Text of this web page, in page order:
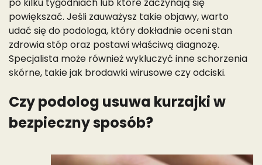
powiększać. Jeśli zauważysz takie objawy, warto
udać się do podologa, który dokładnie oceni stan
zdrowia stóp oraz postawi właściwą diagnozę.
Specjalista może również wykluczyć inne schorzenia
skórne, takie jak brodawki wirusowe czy odciski.
Czy podolog usuwa kurzajki w
bezpieczny sposób?